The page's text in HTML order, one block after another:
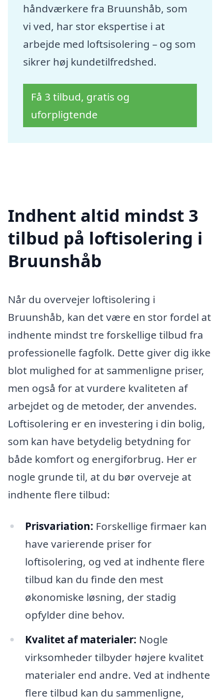
håndværkere fra Bruunshåb, som
vi ved, har stor ekspertise i at
arbejde med loftsisolering – og som
sikrer høj kundetilfredshed.
Få 3 tilbud, gratis og
uforpligtende
Indhent altid mindst 3
tilbud på loftisolering i
Bruunshåb
Når du overvejer loftisolering i
Bruunshåb, kan det være en stor fordel at
indhente mindst tre forskellige tilbud fra
professionelle fagfolk. Dette giver dig ikke
blot mulighed for at sammenligne priser,
men også for at vurdere kvaliteten af
arbejdet og de metoder, der anvendes.
Loftisolering er en investering i din bolig,
som kan have betydelig betydning for
både komfort og energiforbrug. Her er
nogle grunde til, at du bør overveje at
indhente flere tilbud:
Prisvariation: Forskellige firmaer kan
have varierende priser for
loftisolering, og ved at indhente flere
tilbud kan du finde den mest
økonomiske løsning, der stadig
opfylder dine behov.
Kvalitet af materialer: Nogle
virksomheder tilbyder højere kvalitet
materialer end andre. Ved at indhente
flere tilbud kan du sammenligne,